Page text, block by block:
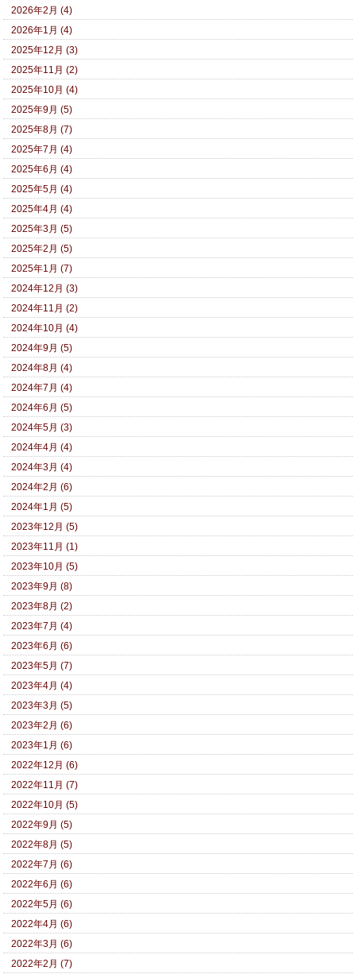
2026年2月 (4)
2026年1月 (4)
2025年12月 (3)
2025年11月 (2)
2025年10月 (4)
2025年9月 (5)
2025年8月 (7)
2025年7月 (4)
2025年6月 (4)
2025年5月 (4)
2025年4月 (4)
2025年3月 (5)
2025年2月 (5)
2025年1月 (7)
2024年12月 (3)
2024年11月 (2)
2024年10月 (4)
2024年9月 (5)
2024年8月 (4)
2024年7月 (4)
2024年6月 (5)
2024年5月 (3)
2024年4月 (4)
2024年3月 (4)
2024年2月 (6)
2024年1月 (5)
2023年12月 (5)
2023年11月 (1)
2023年10月 (5)
2023年9月 (8)
2023年8月 (2)
2023年7月 (4)
2023年6月 (6)
2023年5月 (7)
2023年4月 (4)
2023年3月 (5)
2023年2月 (6)
2023年1月 (6)
2022年12月 (6)
2022年11月 (7)
2022年10月 (5)
2022年9月 (5)
2022年8月 (5)
2022年7月 (6)
2022年6月 (6)
2022年5月 (6)
2022年4月 (6)
2022年3月 (6)
2022年2月 (7)